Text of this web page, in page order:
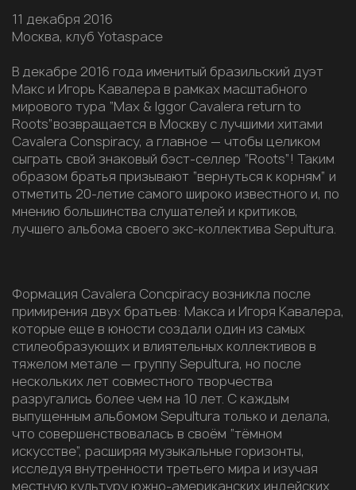
11 декабря 2016
Москва, клуб Yotaspace
В декабре 2016 года именитый бразильский дуэт
Макс и Игорь Кавалера в рамках масштабного
мирового тура “Max & Iggor Cavalera return to
Roots”возвращается в Москву с лучшими хитами
Cavalera Conspiracy, а главное — чтобы целиком
сыграть свой знаковый бэст-селлер “Roots”! Таким
образом братья призывают “вернуться к корням” и
отметить 20-летие самого широко известного и, по
мнению большинства слушателей и критиков,
лучшего альбома своего экс-коллектива Sepultura.
Формация Cavalera Concpiracy возникла после
примирения двух братьев: Макса и Игоря Кавалера,
которые еще в юности создали один из самых
стилеобразующих и влиятельных коллективов в
тяжелом метале — группу Sepultura, но после
нескольких лет совместного творчества
разругались более чем на 10 лет. С каждым
выпущенным альбомом Sepultura только и делала,
что совершенствовалась в своём “тёмном
искусстве”, расширяя музыкальные горизонты,
исследуя внутренности третьего мира и изучая
местную культуру южно-американских индейских